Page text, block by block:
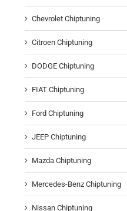
Chevrolet Chiptuning
Citroen Chiptuning
DODGE Chiptuning
FIAT Chiptuning
Ford Chiptuning
JEEP Chiptuning
Mazda Chiptuning
Mercedes-Benz Chiptuning
Nissan Chiptuning